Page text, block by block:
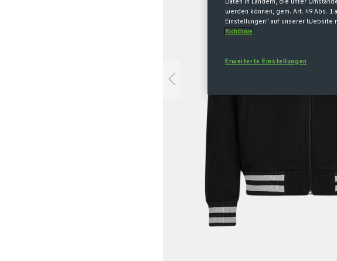
Daten in Ländern, die unter
werden können, gem. Art. 49 Abs.
Einstellungen" auf unserer Website
Richtlinie
Erweiterte Einstellungen